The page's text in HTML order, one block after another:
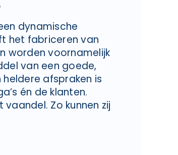
dynamische
het fabriceren van
worden voornamelijk
van een goede,
afspraken is
én de klanten.
Zo kunnen zij